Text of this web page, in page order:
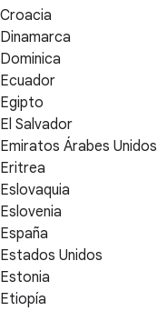
Croacia
Dinamarca
Dominica
Ecuador
Egipto
El Salvador
Emiratos Árabes Unidos
Eritrea
Eslovaquia
Eslovenia
España
Estados Unidos
Estonia
Etiopía